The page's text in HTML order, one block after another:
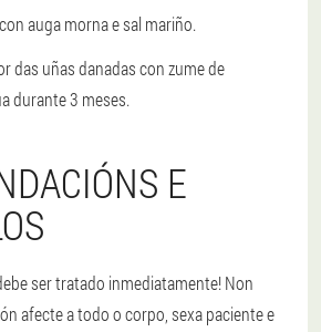
auga morna e sal mariño.
das uñas danadas con zume de
durante 3 meses.
E
ser tratado inmediatamente! Non
afecte a todo o corpo, sexa paciente e